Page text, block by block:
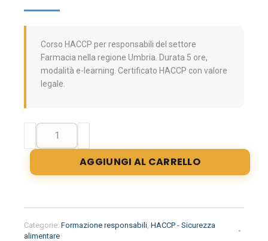
Corso HACCP per responsabili del settore
Farmacia nella regione Umbria. Durata 5 ore,
modalità e-learning. Certificato HACCP con valore
legale.
Formazione
per
responsabili
alimentare
nella
regione
AGGIUNGI AL CARRELLO
Categorie: Formazione responsabili, HACCP - Sicurezza
alimentare